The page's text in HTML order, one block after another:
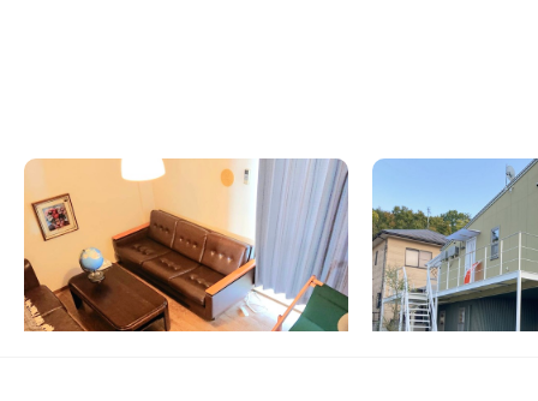
高松A邸
香川県
【駅徒歩20分】田園風景とアートが詰まった
先鋭的な家
この家からの距離 6km
香川県 シェアハウス
【猫好き必見】猫に
シェアハウス
この家からの距離 10km